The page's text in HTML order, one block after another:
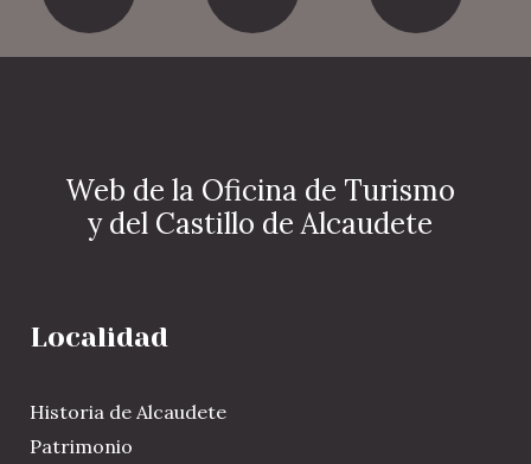
Web de la Oficina de Turismo
y del Castillo de Alcaudete
Localidad
Historia de Alcaudete
Patrimonio